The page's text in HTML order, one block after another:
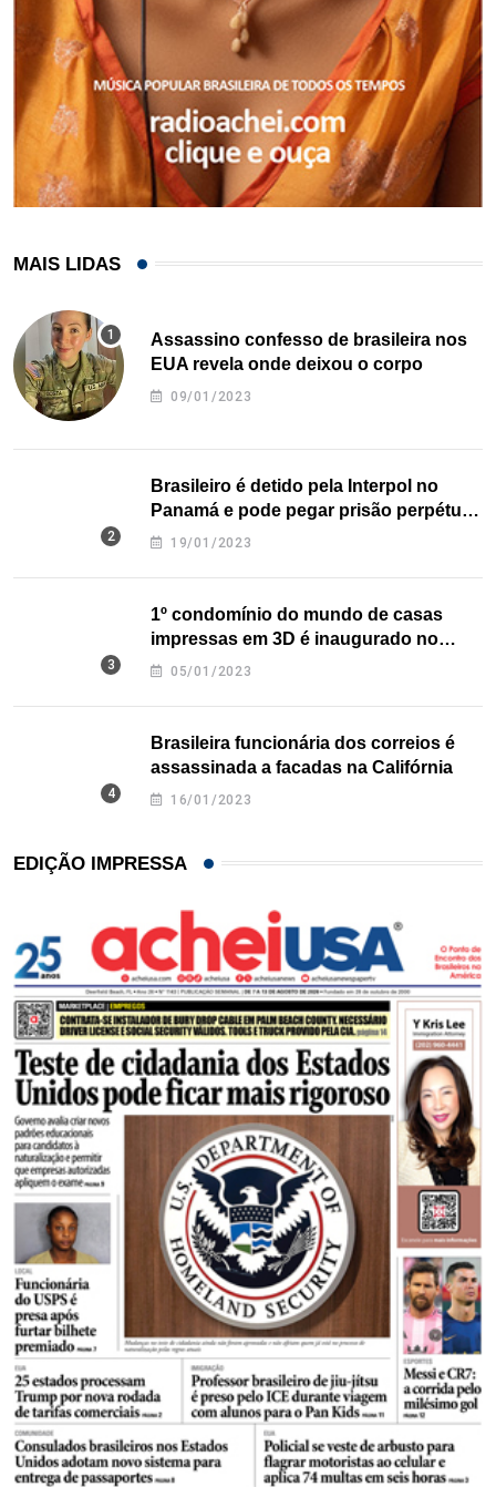
MAIS LIDAS
Assassino confesso de brasileira nos
EUA revela onde deixou o corpo
09/01/2023
Brasileiro é detido pela Interpol no
Panamá e pode pegar prisão perpétua
nos EUA
19/01/2023
1º condomínio do mundo de casas
impressas em 3D é inaugurado no
Texas
05/01/2023
Brasileira funcionária dos correios é
assassinada a facadas na Califórnia
16/01/2023
EDIÇÃO IMPRESSA